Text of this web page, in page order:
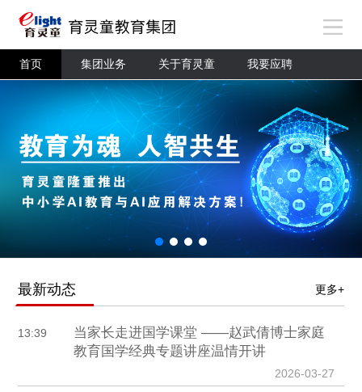
首页 集团业务 关于育灵童 我要应聘
最新动态 更多+
13:39
当家长走进国学课堂 ——赵武倩博士家庭
教育国学经典专题讲座温情开讲
2026-03-27